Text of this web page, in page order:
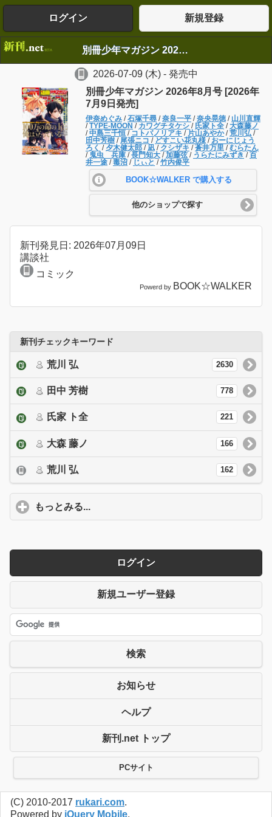
ログイン 新規登録
別冊少年マガジン 2026年8月号 [2026年7月9日発売]
2026-07-09(木)- 発売中
別冊少年マガジン 2026年8月号 [2026年
7月9日発売]
伊奈めぐみ /石塚千尋 /奈良一平 /奈央晃徳 / 山川直輝
/TYPE-MOON / カワグチタケシ / 氏家ト全 /大森藤ノ
/中島三千恒 / コトバノリアキ / 片山あやか/荒川弘 /
田中芳樹 / 尾張ニコ / どすこい花丸様 / おーにじょう
ろく / 夕木健太郎 / 凪 / クシザキ /蒼井万里 /むらたん
/ 鬼虫 兵庫 /長門知大 /加藤弦 / うらたにみずき /百
井一途 /毒沼 / じぃと /竹内俊平
BOOK☆WALKER で購入する
他のショップで探す
新刊発見日: 2026年07月09日
講談社
コミック
Powerd by BOOK☆WALKER
新刊チェックキーワード
荒川 弘 2630
田中 芳樹 778
氏家 ト全 221
大森 藤ノ 166
荒川 弘 162
もっとみる...
ログイン
新規ユーザー登録
検索
お知らせ
ヘルプ
新刊.net トップ
PCサイト
(C) 2010-2017 rukari.com.
Powered by jQuery Mobile.